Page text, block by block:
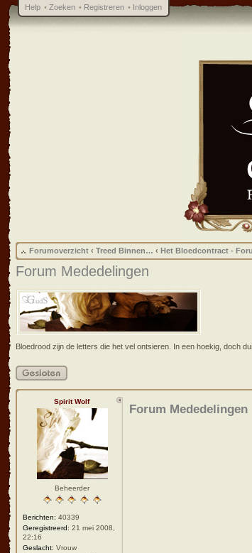
Help • Zoeken • Registreren • Inloggen
Forumoverzicht ‹ Treed Binnen… ‹ Het Bloedcontract -
Forum Mededelingen
Bloedrood zijn de letters die het vel ontsieren. In een hoekig, doch
Gesloten
onderwerp
Spirit Wolf
Beheerder
Berichten: 40339
Geregistreerd: 21 mei 2008,
22:16
Geslacht: Vrouw
Forum Mededelingen